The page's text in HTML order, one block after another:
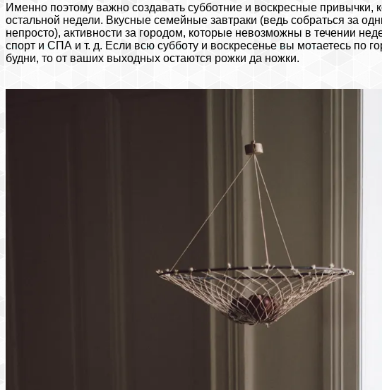
Именно поэтому важно создавать субботние и воскресные привычки,
остальной недели. Вкусные семейные завтраки (ведь собраться за
непросто), активности за городом, которые невозможны в течении
спорт и СПА и т. д. Если всю субботу и воскресенье вы мотаетесь по
будни, то от ваших выходных остаются рожки да ножки.